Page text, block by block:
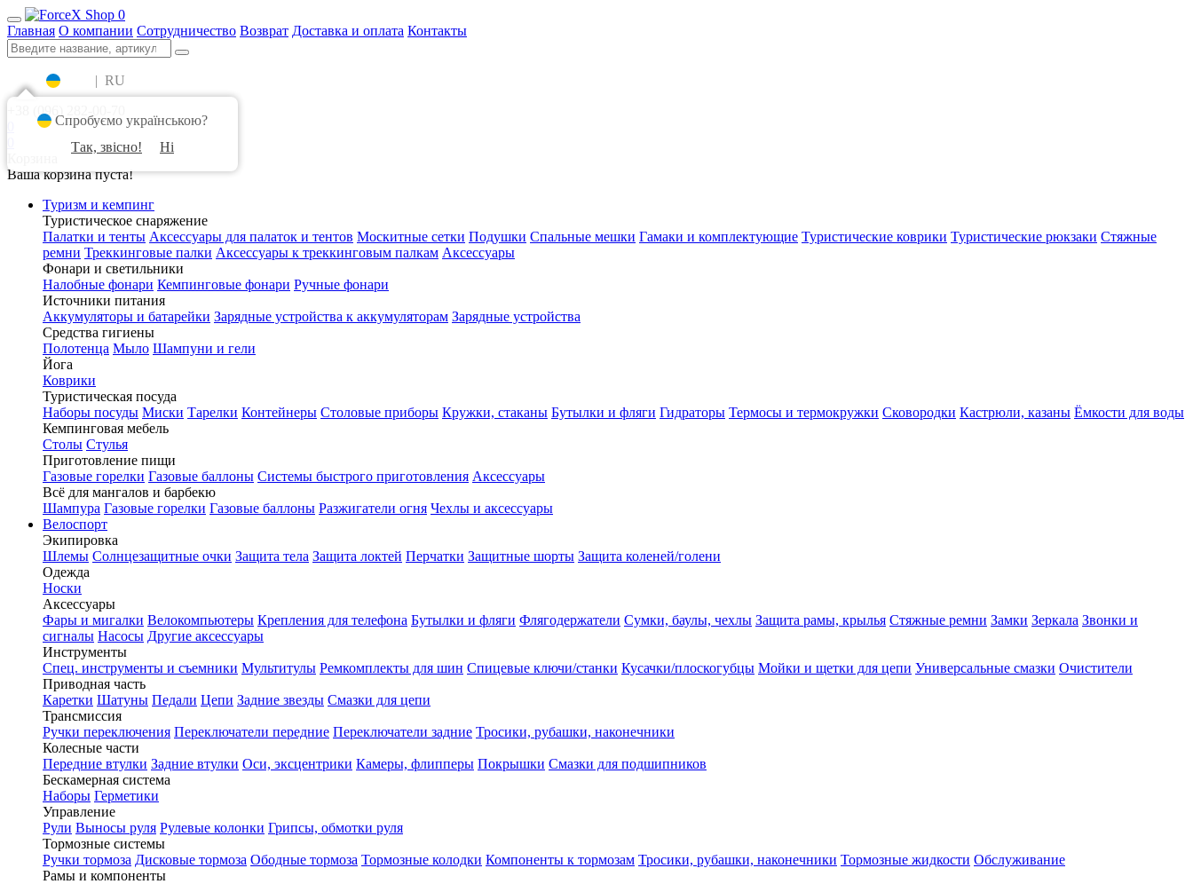
0
Главная О компании Сотрудничество Возврат Доставка и оплата Контакты
| RU
+38 (096) 282-00-70
Ваша корзина пуста!
Туризм и кемпинг
Туристическое снаряжение
Палатки и тенты Аксессуары для палаток и тентов Москитные сетки Подушки Спальные мешки Гамаки и комплектующие Туристические коврики Туристические рюкзаки Стяжные
ремни Треккинговые палки Аксессуары к треккинговым палкам Аксессуары
Фонари и светильники
Налобные фонари Кемпинговые фонари Ручные фонари
Источники питания
Аккумуляторы и батарейки Зарядные устройства к аккумуляторам Зарядные устройства
Средства гигиены
Полотенца Мыло Шампуни и гели
Йога
Коврики
Туристическая посуда
Наборы посуды Миски Тарелки Контейнеры Столовые приборы Кружки, стаканы Бутылки и фляги Гидраторы Термосы и термокружки Сковородки Кастрюли, казаны Ёмкости для воды
Кемпинговая мебель
Столы Стулья
Приготовление пищи
Газовые горелки Газовые баллоны Системы быстрого приготовления Аксессуары
Всё для мангалов и барбекю
Шампура Газовые горелки Газовые баллоны Разжигатели огня Чехлы и аксессуары
Велоспорт
Экипировка
Шлемы Солнцезащитные очки Защита тела Защита локтей Перчатки Защитные шорты Защита коленей/голени
Одежда
Носки
Аксессуары
Фары и мигалки Велокомпьютеры Крепления для телефона Бутылки и фляги Флягодержатели Сумки, баулы, чехлы Защита рамы, крылья Стяжные ремни Замки Зеркала Звонки и
сигналы Насосы Другие аксессуары
Инструменты
Спец. инструменты и съемники Мультитулы Ремкомплекты для шин Спицевые ключи/станки Кусачки/плоскогубцы Мойки и щетки для цепи Универсальные смазки Очистители
Приводная часть
Каретки Шатуны Педали Цепи Задние звезды Смазки для цепи
Трансмиссия
Ручки переключения Переключатели передние Переключатели задние Тросики, рубашки, наконечники
Колесные части
Передние втулки Задние втулки Оси, эксцентрики Камеры, флипперы Покрышки Смазки для подшипников
Бескамерная система
Наборы Герметики
Управление
Рули Выносы руля Рулевые колонки Грипсы, обмотки руля
Тормозные системы
Ручки тормоза Дисковые тормоза Ободные тормоза Тормозные колодки Компоненты к тормозам Тросики, рубашки, наконечники Тормозные жидкости Обслуживание
Рамы и компоненты
Спробуємо українською?
Так, звісно!
Ні